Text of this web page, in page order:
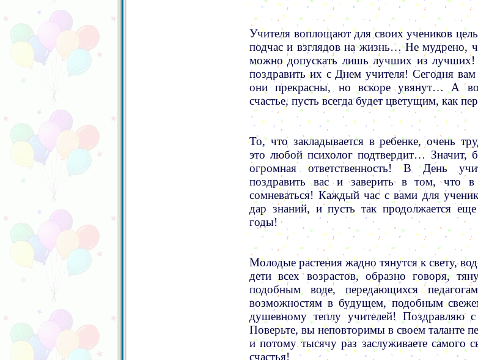
Учителя воплощают для своих учеников
подчас и взглядов на жизнь… Не мудрено,
можно допускать лишь лучших из
поздравить их с Днем учителя! Сегодня
они прекрасны, но вскоре увянут… А
счастье, пусть всегда будет цветущим, как
То, что закладывается в ребенке, очень
это любой психолог подтвердит… Значит,
огромная ответственность! В День
поздравить вас и заверить в том, что
сомневаться! Каждый час с вами для
дар знаний, и пусть так продолжается
годы!
Молодые растения жадно тянутся к свету,
дети всех возрастов, образно говоря,
подобным воде, передающихся
возможностям в будущем, подобным
душевному теплу учителей! Поздравляю
Поверьте, вы неповторимы в своем таланте
и потому тысячу раз заслуживаете самого
счастья!